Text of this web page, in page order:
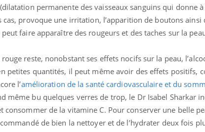
permanente des vaisseaux sanguins qui donne
cas, provoque une irritation, l’apparition de boutons ainsi
peut faire apparaître des rougeurs et des taches sur la
reste, nonobstant ses effets nocifs sur la peau,
petites quantités, il peut même avoir des effets positifs,
l’amélioration de la santé cardiovasculaire et du
même bu quelques verres de trop, le Dr Isabel Sharkar
consommer de la vitamine C. Pour conserver une belle
de bien la nettoyer et de l’hydrater deux fois